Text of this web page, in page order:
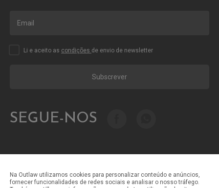
Subscrever
Li e aceito as condições de envio de newsletter
SEGUE-NOS
Na Outlaw utilizamos cookies para personalizar conteúdo e anúncios,
fornecer funcionalidades de redes sociais e analisar o nosso tráfego.